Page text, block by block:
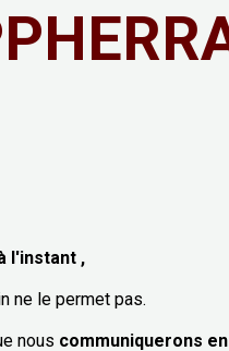
l'instant ,
ne le permet pas.
nous communiquerons en